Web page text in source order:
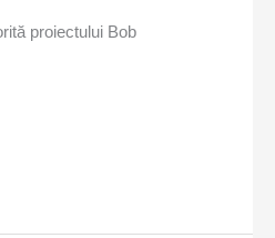
proiectului Bob